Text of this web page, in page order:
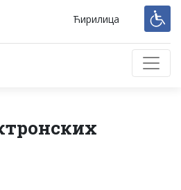
Ћирилица